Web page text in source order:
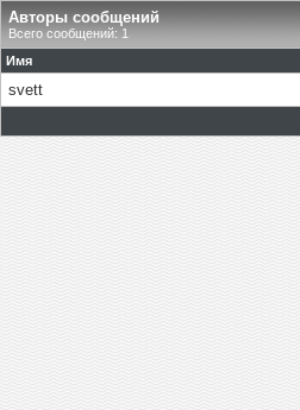
Авторы сообщений
Всего сообщений: 1
Имя
svett